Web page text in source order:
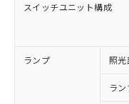
スイッチユニット構成
ランプ 照
ラ